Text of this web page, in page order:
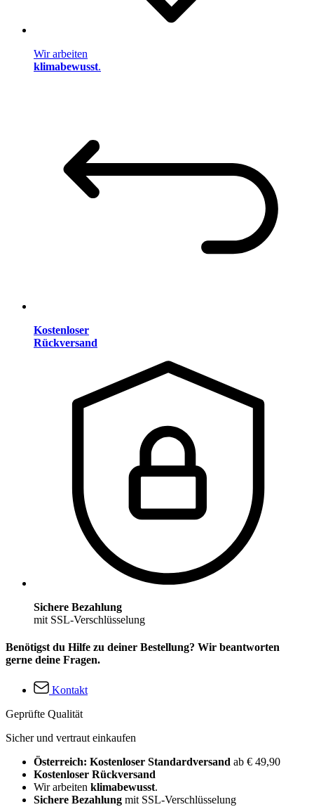
Wir arbeiten
klimabewusst.
Kostenloser
Rückversand
Sichere Bezahlung
mit SSL-Verschlüsselung
Benötigst du Hilfe zu deiner Bestellung? Wir beantworten
gerne deine Fragen.
Kontakt
Geprüfte Qualität
Sicher und vertraut einkaufen
Österreich: Kostenloser Standardversand ab € 49,90
Kostenloser Rückversand
Wir arbeiten klimabewusst.
Sichere Bezahlung mit SSL-Verschlüsselung